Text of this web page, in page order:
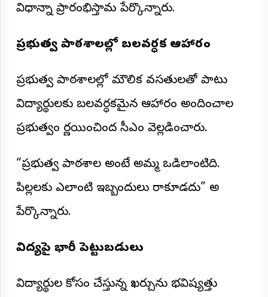
విధానాన్ని ప్రారంభిస్తామని పేర్కొన్నారు.
ప్రభుత్వ పాఠశాలల్లో బలవర్ధక ఆహారం
ప్రభుత్వ పాఠశాలల్లో మౌలిక వసతులతో పాటు
విద్యార్థులకు బలవర్ధకమైన ఆహారం అందించాలని
ప్రభుత్వం నిర్ణయించిందని సీఎం వెల్లడించారు.
“ప్రభుత్వ పాఠశాల అంటే అమ్మ ఒడిలాంటిది.
పిల్లలకు ఎలాంటి ఇబ్బందులు రాకూడదు” అని
పేర్కొన్నారు.
విద్యపై భారీ పెట్టుబడులు
విద్యార్థుల కోసం చేస్తున్న ఖర్చును భవిష్యత్తు